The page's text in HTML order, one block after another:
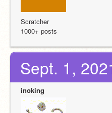
Scratcher
1000+ posts
Sept. 1,
inoking